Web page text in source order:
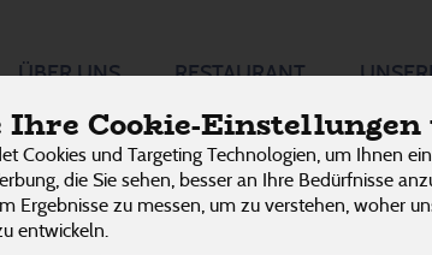
Ihre Cookie-Einstellungen
Cookies und Targeting Technologien, um Ihnen
die Sie sehen, besser an Ihre Bedürfnisse
Ergebnisse zu messen, um zu verstehen, woher
entwickeln.
ÜBER UNS RESTAURANT